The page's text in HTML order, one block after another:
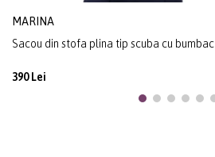
MARINA
Sacou din stofa plina tip scuba cu bumbac
390 Lei